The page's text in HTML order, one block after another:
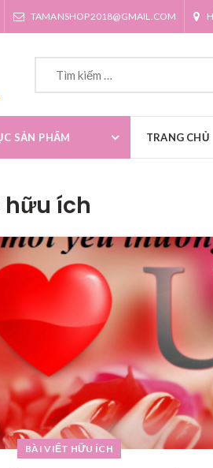
TAMANSHOP2018@GMAIL.COM
SẢN PHẨM TRANG CHỦ
hữu ích
BÀI VIẾT HỮU ÍCH